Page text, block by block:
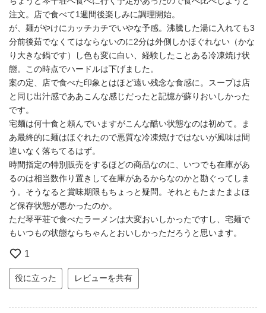
注文。店で食べて1週間後楽しみに調理開始。
が、麺がやけにカッチカチでいやな予感。沸騰した湯に入れても3
分前後茹でなくてはならないのに2分は外側しかほぐれない（かな
り大きな鍋です）し色も変に白い、経験したことある冷凍焼け状
態。この時点でハードルは下げました。
案の定、店で食べた印象とはほど遠い残念な食感に。スープは店
と同じ出汁感でああこんな感じだったと記憶が蘇りおいしかった
です。
宅麺は何十食と頼んでいますがこんな酷い状態なのは初めて。ま
あ最終的に麺はほぐれたので悪質な冷凍焼けではないが風味は間
違いなく落ちてるはず。
時間指定の特別販売をするほどの商品なのに、いつでも在庫があ
るのは相当数作り置きして在庫があるからなのかと勘ぐってしま
う。そうなると賞味期限もちょっと疑問。それともたまたまよほ
ど保存状態が悪かったのか。
ただ琴平荘で食べたラーメンは大変おいしかったですし、宅麺で
もいつもの状態ならちゃんとおいしかっただろうと思います。
1
役に立った レビューを共有